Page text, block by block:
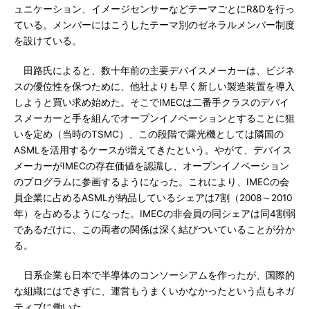
ュニケーション、イメージセンサーなどテーマごとにR&Dを行っ
ている。メンバーにはこうしたテーマ別のゼネラルメンバー制度
を設けている。
田路氏によると、数十年前の主要デバイスメーカーは、ビジネ
スの優位性を保つために、他社よりも早く新しい製造装置を導入
しようと買い求め始めた。そこでIMECは二番手クラスのデバイ
スメーカーと手を組んでオープンイノベーションとすることに狙
いを定め（当時のTSMC）、この段階で露光機としては隣国の
ASMLを活用するケースが増えてきたという。やがて、デバイス
メーカーがIMECの存在価値を認識し、オープンイノベーション
のプログラムに参画するようになった。これにより、IMECの会
員企業に占めるASMLが納品しているシェアは7割（2008～2010
年）を占めるようになった。IMECの非会員の同シェアは同4割弱
であるだけに、この両者の関係は深く結びついていることが分か
る。
日系企業も日本で半導体のコンソーシアムを作ったが、国際的
な組織にはできずに、運営もうまくいかなかったという点もネガ